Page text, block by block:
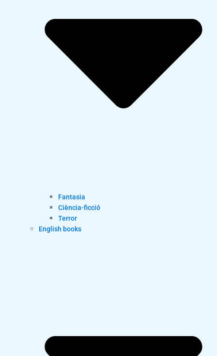
Fantasia
Ciència-ficció
Terror
English books